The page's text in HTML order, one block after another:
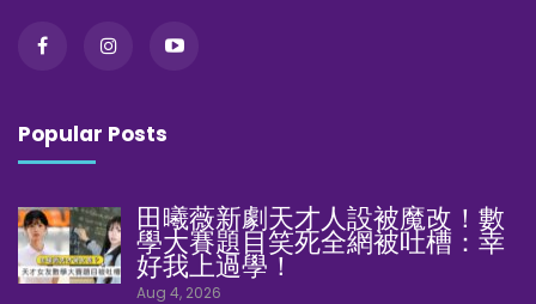
Popular Posts
田曦薇新劇天才人設被魔改！數
學大賽題目笑死全網被吐槽：幸
好我上過學！
Aug 4, 2026